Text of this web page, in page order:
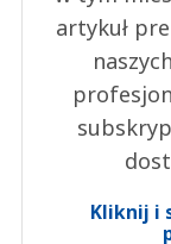
artykuł
Kliknij i